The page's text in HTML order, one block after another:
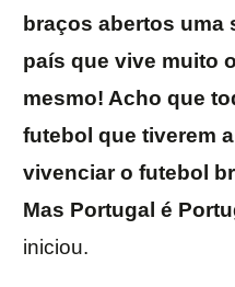
braços abertos uma
país que vive muito
mesmo! Acho que
futebol que tiverem
vivenciar o futebol
Mas Portugal é
iniciou.